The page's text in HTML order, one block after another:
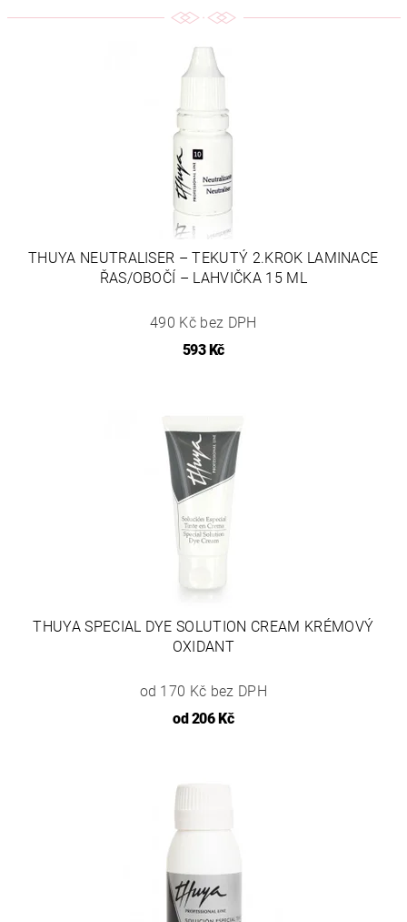
THUYA NEUTRALISER – TEKUTÝ 2.KROK LAMINACE
ŘAS/OBOČÍ – LAHVIČKA 15 ML
490 Kč bez DPH
593 Kč
THUYA SPECIAL DYE SOLUTION CREAM KRÉMOVÝ
OXIDANT
od 170 Kč bez DPH
od206 Kč